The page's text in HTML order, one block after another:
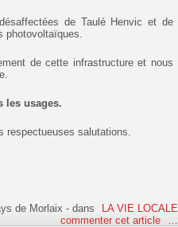
de Taulé Henvic et de
photovoltaïques.
de cette infrastructure et nous
les usages.
respectueuses salutations.
de Morlaix -dans
LA VIE LOCALE
commenter cet article